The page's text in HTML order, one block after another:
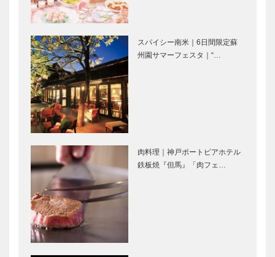
スパイシー南米｜6日間限定蘇
州園サマーフェスタ｜“…
肉料理｜神戸ポートピアホテル
鉄板焼『但馬』「肉フェ…